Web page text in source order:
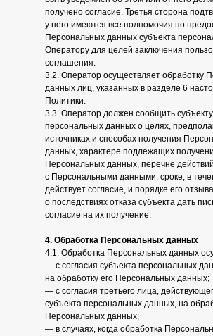
получено согласие. Третья сторона
у него имеются все полномочия по
Персональных данных субъекта
Оператору для целей заключения
соглашения.
3.2. Оператор осуществляет обработку
данных лиц, указанных в разделе 6
Политики.
3.3. Оператор должен сообщить субъекту
персональных данных о целях,
источниках и способах получения
данных, характере подлежащих
Персональных данных, перечне действий
с Персональными данными, сроке, в
действует согласие, и порядке его
о последствиях отказа субъекта дать
согласие на их получение.
4. Обработка Персональных данных
4.1. Обработка Персональных данных
— с согласия субъекта персональных
на обработку его Персональных данных;
— с согласия третьего лица,
субъекта персональных данных, на
Персональных данных;
— в случаях, когда обработка